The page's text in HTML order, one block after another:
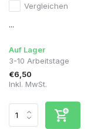
Vergleichen
...
Auf Lager
3-10 Arbeitstage
€6,50
Inkl. MwSt.